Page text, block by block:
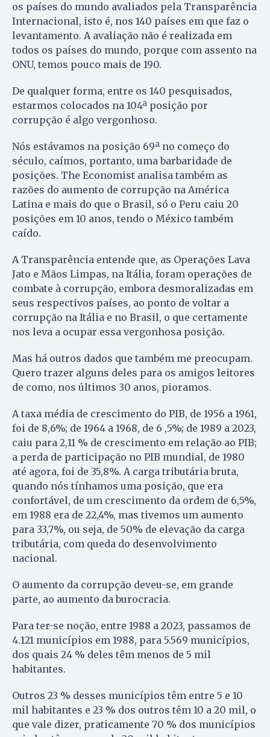
os países do mundo avaliados pela Transparência
Internacional, isto é, nos 140 países em que faz o
levantamento. A avaliação não é realizada em
todos os países do mundo, porque com assento na
ONU, temos pouco mais de 190.
De qualquer forma, entre os 140 pesquisados,
estarmos colocados na 104ª posição por
corrupção é algo vergonhoso.
Nós estávamos na posição 69ª no começo do
século, caímos, portanto, uma barbaridade de
posições. The Economist analisa também as
razões do aumento de corrupção na América
Latina e mais do que o Brasil, só o Peru caiu 20
posições em 10 anos, tendo o México também
caído.
A Transparência entende que, as Operações Lava
Jato e Mãos Limpas, na Itália, foram operações de
combate à corrupção, embora desmoralizadas em
seus respectivos países, ao ponto de voltar a
corrupção na Itália e no Brasil, o que certamente
nos leva a ocupar essa vergonhosa posição.
Mas há outros dados que também me preocupam.
Quero trazer alguns deles para os amigos leitores
de como, nos últimos 30 anos, pioramos.
A taxa média de crescimento do PIB, de 1956 a 1961,
foi de 8,6%; de 1964 a 1968, de 6 ,5%; de 1989 a 2023,
caiu para 2,11 % de crescimento em relação ao PIB;
a perda de participação no PIB mundial, de 1980
até agora, foi de 35,8%. A carga tributária bruta,
quando nós tínhamos uma posição, que era
confortável, de um crescimento da ordem de 6,5%,
em 1988 era de 22,4%, mas tivemos um aumento
para 33,7%, ou seja, de 50% de elevação da carga
tributária, com queda do desenvolvimento
nacional.
O aumento da corrupção deveu-se, em grande
parte, ao aumento da burocracia.
Para ter-se noção, entre 1988 a 2023, passamos de
4.121 municípios em 1988, para 5.569 municípios,
dos quais 24 % deles têm menos de 5 mil
habitantes.
Outros 23 % desses municípios têm entre 5 e 10
mil habitantes e 23 % dos outros têm 10 a 20 mil, o
que vale dizer, praticamente 70 % dos municípios